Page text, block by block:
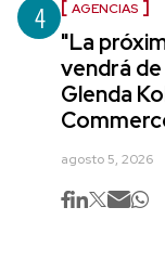
4 AGENCIAS
"La
vendrá
Glenda
agosto 5, 2026